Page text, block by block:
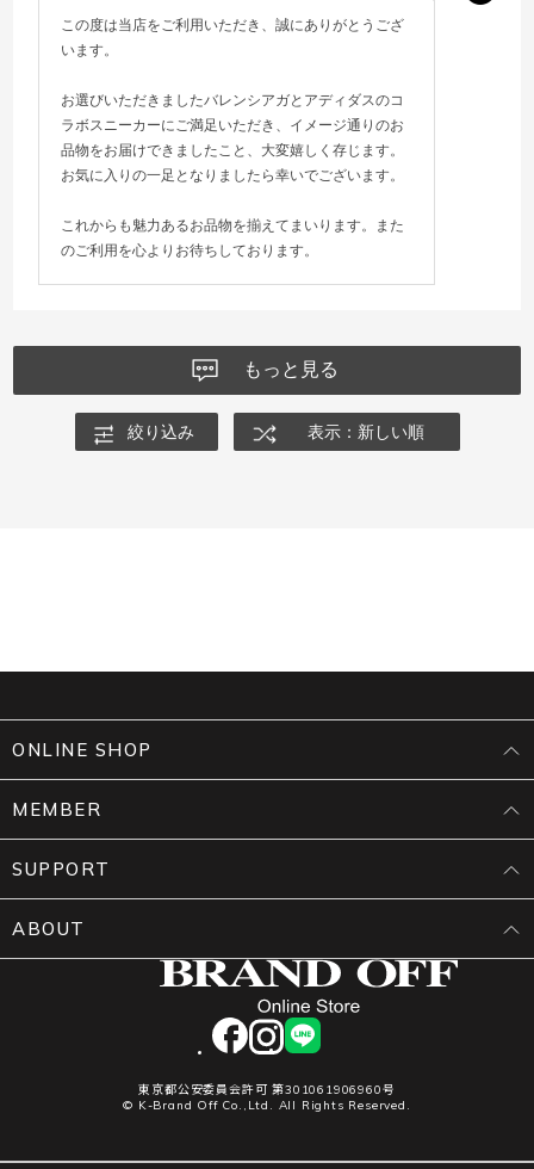
この度は当店をご利用いただき、誠にありがとうござ
います。
お選びいただきましたバレンシアガとアディダスのコ
ラボスニーカーにご満足いただき、イメージ通りのお
品物をお届けできましたこと、大変嬉しく存じます。
お気に入りの一足となりましたら幸いでございます。
これからも魅力あるお品物を揃えてまいります。また
のご利用を心よりお待ちしております。
もっと見る
絞り込み 表示：新しい順
facebookinstagram
LINE
東京都公安委員会許可 第301061906960号
© K-Brand Off Co.,Ltd. All Rights Reserved.
ONLINE SHOP
MEMBER
SUPPORT
ABOUT